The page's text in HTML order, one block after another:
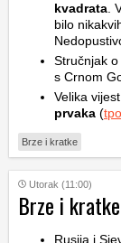
kvadrata .
bilo
Stručnjak o
s Crnom
Velika
prvaka (
Brze i kratke
Utorak (11:00)
Brze i kratke
Rusija i